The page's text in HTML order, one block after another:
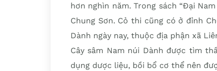
hơn nghìn năm. Trong sách “Đại
Chung Sơn. Cỏ thi cũng có ở đỉnh
Dành ngày nay, thuộc địa phận xã
Cây sâm Nam núi Dành được tìm
dụng dược liệu, bồi bổ cơ thể nên